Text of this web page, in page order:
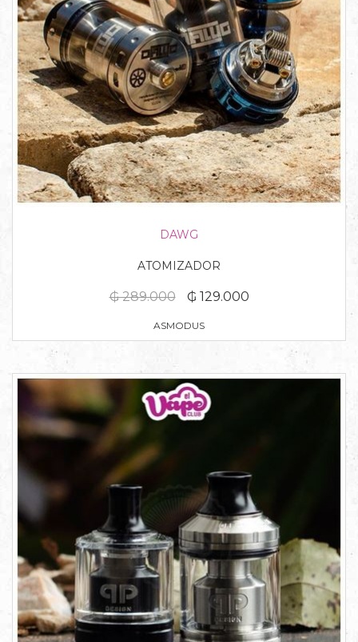
DAWG
ATOMIZADOR
₲ 289.000 ₲ 129.000
ASMODUS